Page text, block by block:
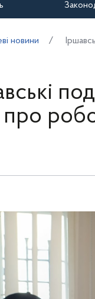
новини
про